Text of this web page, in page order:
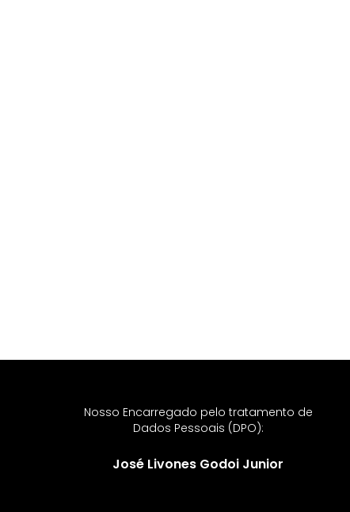
Nosso Encarregado pelo tratamento de
Dados Pessoais (DPO):
José Livones Godoi Junior